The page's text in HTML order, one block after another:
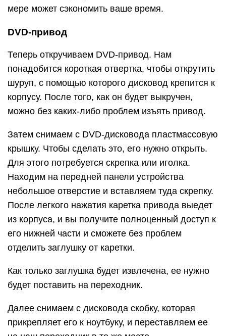
мере может сэкономить ваше время.
DVD-привод
Теперь откручиваем DVD-привод. Нам
понадобится короткая отвертка, чтобы открутить
шуруп, с помощью которого дисковод крепится к
корпусу. После того, как он будет выкручен,
можно без каких-либо проблем изъять привод.
Затем снимаем с DVD-дисковода пластмассовую
крышку. Чтобы сделать это, его нужно открыть.
Для этого потребуется скрепка или иголка.
Находим на передней панели устройства
небольшое отверстие и вставляем туда скрепку.
После легкого нажатия каретка привода выедет
из корпуса, и вы получите полноценный доступ к
его нижней части и сможете без проблем
отделить заглушку от каретки.
Как только заглушка будет извлечена, ее нужно
будет поставить на переходник.
Далее снимаем с дисковода скобку, которая
прикрепляет его к ноутбуку, и переставляем ее